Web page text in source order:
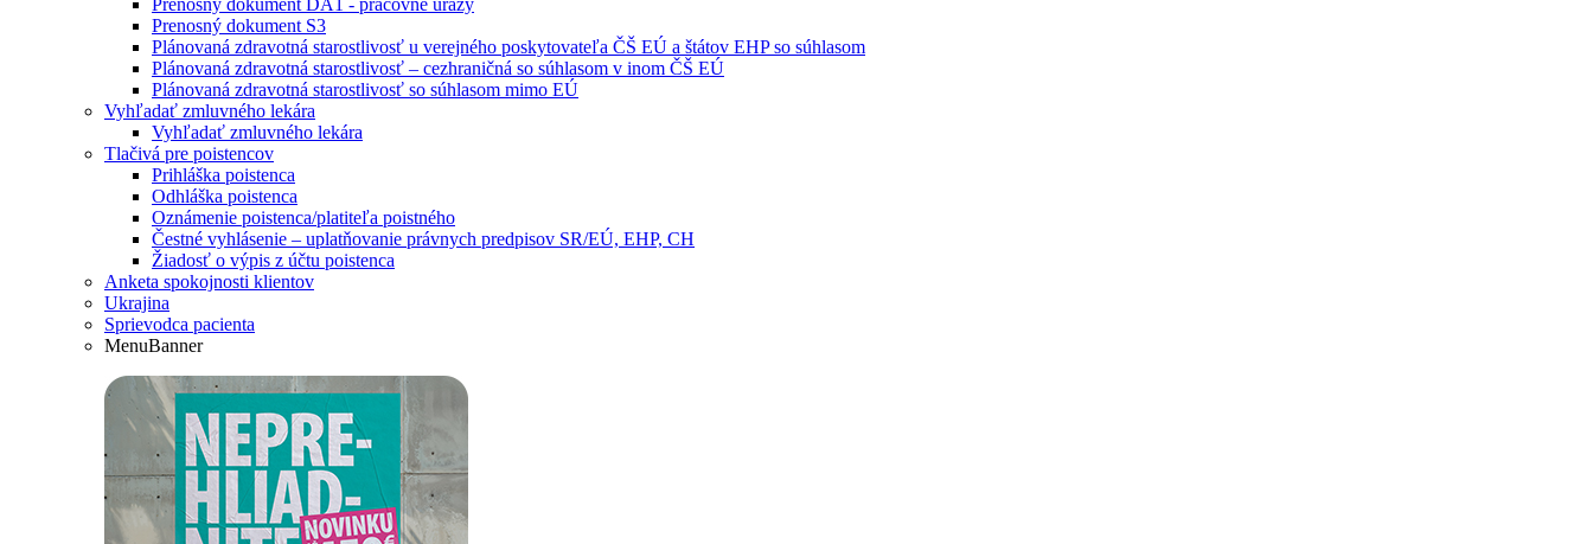
Prenosný dokument DA1 - pracovné úrazy
Prenosný dokument S3
Plánovaná zdravotná starostlivosť u verejného poskytovateľa ČŠ EÚ a štátov EHP so súhlasom
Plánovaná zdravotná starostlivosť – cezhraničná so súhlasom v inom ČŠ EÚ
Plánovaná zdravotná starostlivosť so súhlasom mimo EÚ
Vyhľadať zmluvného lekára
Vyhľadať zmluvného lekára
Tlačivá pre poistencov
Prihláška poistenca
Odhláška poistenca
Oznámenie poistenca/platiteľa poistného
Čestné vyhlásenie – uplatňovanie právnych predpisov SR/EÚ, EHP, CH
Žiadosť o výpis z účtu poistenca
Anketa spokojnosti klientov
Ukrajina
Sprievodca pacienta
MenuBanner